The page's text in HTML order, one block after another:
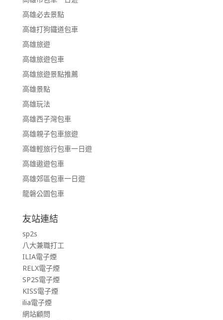
高雄必去景點
高雄打狗鐵道包車
高雄旅遊
高雄旅遊包車
高雄旅遊景點推薦
高雄景點
高雄玩法
高雄西子灣包車
高雄親子包車旅遊
高雄輕旅行包車一日遊
高雄遨遊包車
高雄郊區包車一日遊
龍磐公園包車
友站連結
sp2s
八大兼職打工
ILIA電子煙
RELX電子煙
SP2S電子煙
KISS電子煙
ilia電子煙
網站顧問